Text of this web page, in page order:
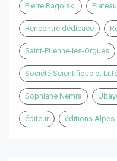
Pierre Ragolski
Rencontre dédicace
Saint-Etienne-les-Orgues
Société Scientifique et
Sophiane Nemra
éditeur éditions Alpes